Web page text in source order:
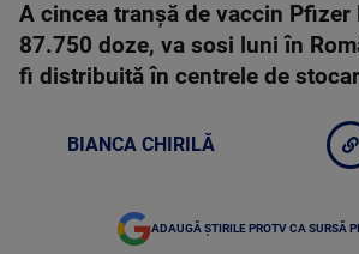
A cincea tranşă de vaccin Pfizer
87.750 doze, va sosi luni în
fi distribuită în centrele de
BIANCA CHIRILĂ
ADAUGĂ ȘTIRILE PROTV CA SURSĂ